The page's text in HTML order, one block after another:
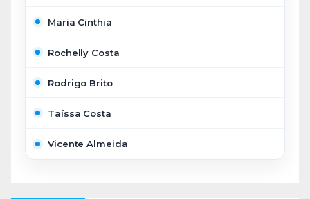
Maria Cinthia
Rochelly Costa
Rodrigo Brito
Taíssa Costa
Vicente Almeida